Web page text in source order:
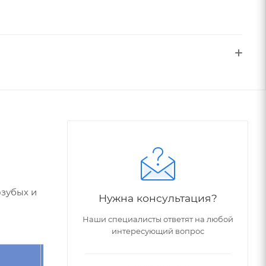
и
Нужна консультация?
Наши специалисты ответят на любой
интересующий вопрос